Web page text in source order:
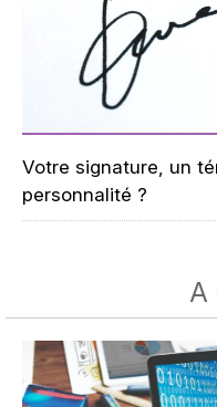
Votre signature, un
personnalité ?
A